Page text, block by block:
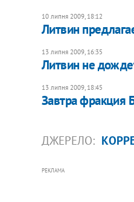
10 липня 2009, 18:12
Литвин
13 липня 2009, 16:35
Литвин не
13 липня 2009, 18:45
Завтра фракция
ДЖЕРЕЛО:
РЕКЛАМА